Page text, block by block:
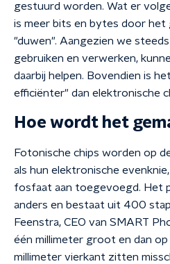
gestuurd worden. Wat er
is meer bits en bytes door het
"duwen". Aangezien we
gebruiken en verwerken,
daarbij helpen. Bovendien is
efficiënter" dan elektronische
Hoe wordt het
Fotonische chips worden op
als hun elektronische
fosfaat aan toegevoegd. Het
anders en bestaat uit 400
Feenstra, CEO van SMART
één millimeter groot en dan op
millimeter vierkant zitten